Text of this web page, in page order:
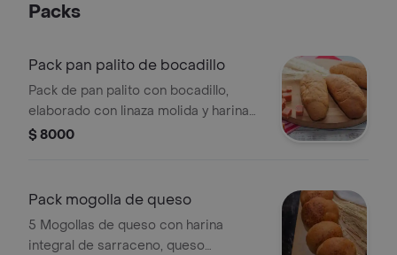
Packs
Pack pan palito de bocadillo
Pack de pan palito con bocadillo,
elaborado con linaza molida y harina
integral de sarraceno, sin gluten.
$ 8000
Pack mogolla de queso
5 Mogollas de queso con harina
integral de sarraceno, queso